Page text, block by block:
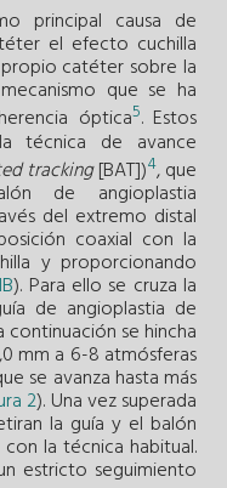
principal causa de
el efecto cuchilla
catéter sobre la
que se ha
óptica5. Estos
técnica de avance
tracking[BAT])4, que
de angioplastia
del extremo distal
coaxial con la
y proporcionando
). Para ello se cruza la
de angioplastia de
continuación se hincha
mm a 6-8 atmósferas
se avanza hasta más
2). Una vez superada
la guía y el balón
la técnica habitual.
estricto seguimiento